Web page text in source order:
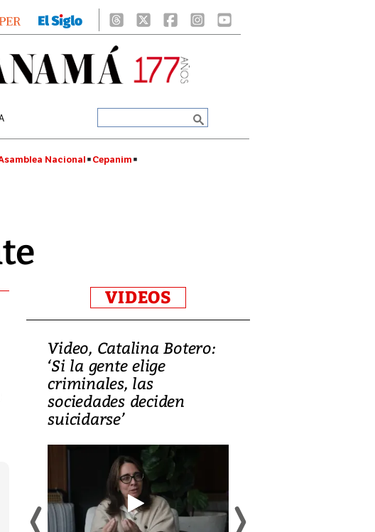
Nacional Cepanim
VIDEOS
Video, Catalina Botero:
‘Si la gente elige
criminales, las
sociedades deciden
suicidarse’